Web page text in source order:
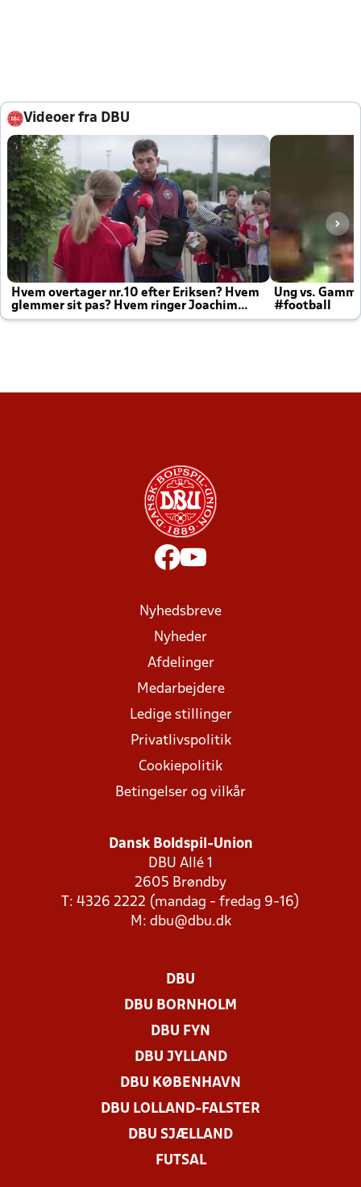
Videoer fra DBU
Hvem overtager nr.10 efter Eriksen? Hvem
glemmer sit pas? Hvem ringer Joachim
altid til efter kampe?
Ung vs.
#football
Nyhedsbreve
Nyheder
Afdelinger
Medarbejdere
Ledige stillinger
Privatlivspolitik
Cookiepolitik
Betingelser og vilkår
Dansk Boldspil-Union
DBU Allé 1
2605 Brøndby
T: 4326 2222 (mandag - fredag 9-16)
M: dbu@dbu.dk
DBU
DBU BORNHOLM
DBU FYN
DBU JYLLAND
DBU KØBENHAVN
DBU LOLLAND-FALSTER
DBU SJÆLLAND
FUTSAL